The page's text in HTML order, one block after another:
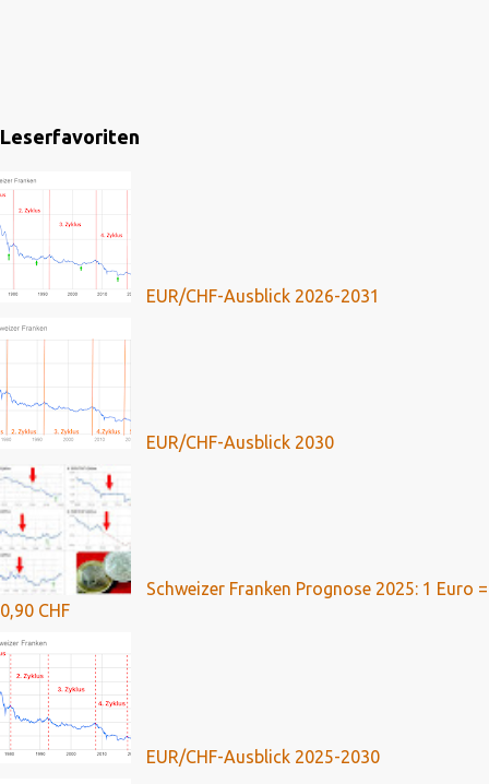
Leserfavoriten
EUR/CHF-Ausblick 2026-2031
EUR/CHF-Ausblick 2030
Schweizer Franken Prognose 2025: 1 Euro =
0,90 CHF
EUR/CHF-Ausblick 2025-2030